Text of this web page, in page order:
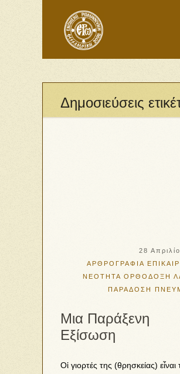
Δημοσιεύσεις
28
ΑΡΘΡΟΓΡΑΦΙΑ
ΝΕΟΤΗΤΑ ΟΡΘΟΔΟΞΗ
ΠΑΡΑΔΟΣΗ
Μια Παράξενη
Εξίσωση
Οἱ γι­ορ­τές της (θρησκείας)